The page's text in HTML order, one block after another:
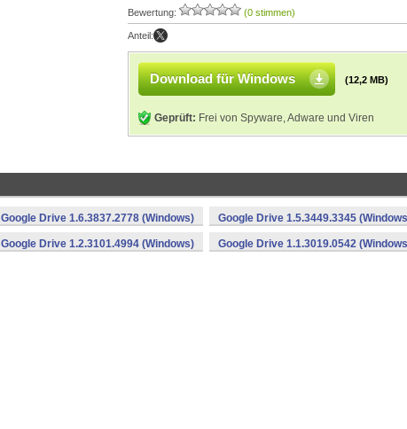
Bewertung: (0 stimmen)
Anteil:
Download für Windows (12,2 MB)
Geprüft: Frei von Spyware, Adware und Viren
Google Drive 1.6.3837.2778 (Windows) Google Drive 1.5.3449.3345
Google Drive 1.2.3101.4994 (Windows) Google Drive 1.1.3019.0542